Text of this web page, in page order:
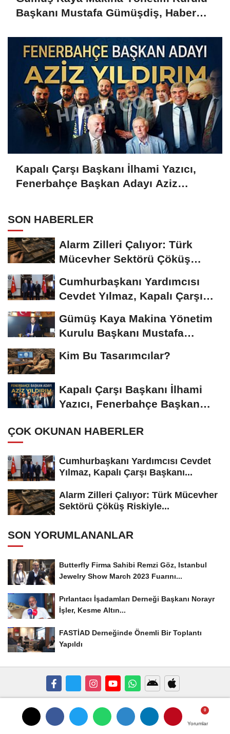
Yorumlar
Yorumlar
Başkanı Mustafa Gümüşdiş, Haber
Kapalı Çarşı Başkanı İlhami Yazıcı,
Fenerbahçe Başkan Adayı Aziz
SON HABERLER
Alarm Zilleri Çalıyor: Türk
Mücevher Sektörü Çöküş
Cumhurbaşkanı Yardımcısı
Cevdet Yılmaz, Kapalı Çarşı
Gümüş Kaya Makina Yönetim
Kurulu Başkanı Mustafa
Kim Bu Tasarımcılar?
Kapalı Çarşı Başkanı İlhami
Yazıcı, Fenerbahçe Başkan
ÇOK OKUNAN HABERLER
Cumhurbaşkanı Yardımcısı Cevdet
Yılmaz, Kapalı Çarşı Başkanı...
Alarm Zilleri Çalıyor: Türk Mücevher
Sektörü Çöküş Riskiyle...
SON YORUMLANANLAR
Butterfly Firma Sahibi Remzi Göz, Istanbul
Jewelry Show March 2023 Fuarını...
Pırlantacı İşadamları Derneği Başkanı Norayr
İşler, Kesme Altın...
FASTİAD Derneğinde Önemli Bir Toplantı
Yapıldı
Künye İletişim Çerez Politikası Gizlilik İlkeleri